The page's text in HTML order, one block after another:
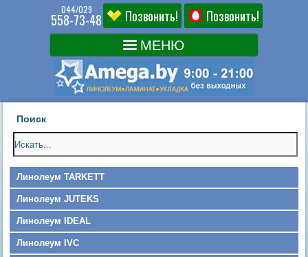
044/029
558-73-48 Позвонить! Позвонить!
Поиск
Линолеум TARKETT
Линолеум JUTEKS
Линолеум IDEAL
Линолеум IVC